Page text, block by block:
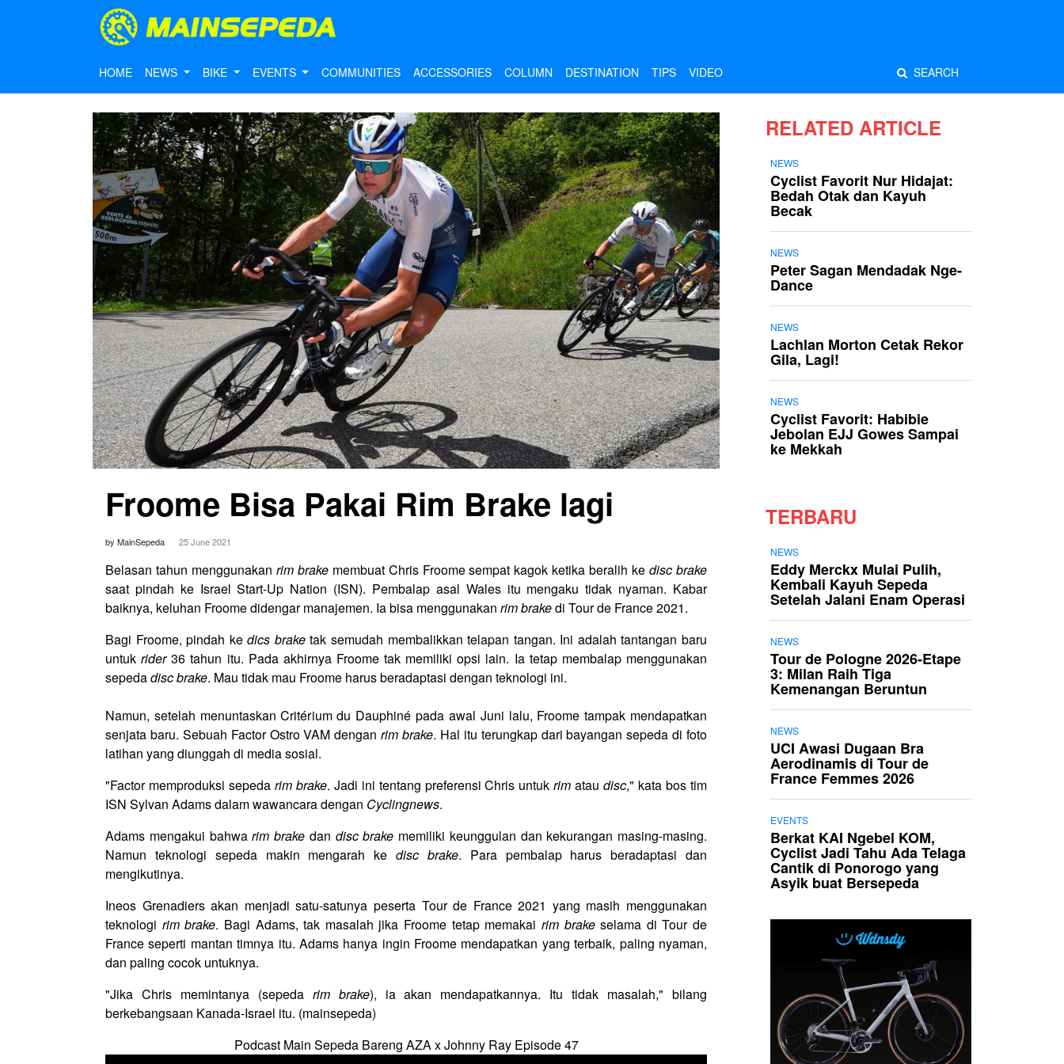
HOME NEWS BIKE EVENTS COMMUNITIES ACCESSORIES COLUMN DESTINATION TIPS VIDEO SEARCH
Froome Bisa Pakai Rim Brake lagi
by MainSepeda 25 June 2021
Belasan tahun menggunakan rim brakemembuat Chris Froome sempat kagok ketika beralih kedisc brake
saat pindah ke Israel Start-Up Nation (ISN). Pembalap asal Wales itu mengaku tidak nyaman. Kabar
baiknya, keluhan Froome didengar manajemen. Ia bisa menggunakan rim brakedi Tour de France 2021.
Bagi Froome, pindah kedics braketak semudah membalikkan telapan tangan. Ini adalah tantangan baru
untukrider36 tahun itu. Pada akhirnya Froome tak memiliki opsi lain. Ia tetap membalap menggunakan
sepedadisc brake. Mau tidak mau Froome harus beradaptasi dengan teknologi ini.
Namun, setelah menuntaskan Critérium du Dauphiné pada awal Juni lalu, Froome tampak mendapatkan
senjata baru. Sebuah Factor Ostro VAM denganrim brake. Hal itu terungkap dari bayangan sepeda di foto
latihan yang diunggah di media sosial.
"Factor memproduksi sepeda rim brake. Jadi ini tentang preferensi Chris untukrim ataudisc," kata bos tim
ISN Sylvan Adams dalam wawancara dengan Cyclingnews.
Adams mengakui bahwarim brake dan disc brake memiliki keunggulan dan kekurangan masing-masing.
Namun teknologi sepeda makin mengarah ke disc brake. Para pembalap harus beradaptasi dan
mengikutinya.
Ineos Grenadiers akan menjadi satu-satunya peserta Tour de France 2021 yang masih menggunakan
teknologi rim brake. Bagi Adams, tak masalah jika Froome tetap memakai rim brakeselama di Tour de
France seperti mantan timnya itu. Adams hanya ingin Froome mendapatkan yang terbaik, paling nyaman,
dan paling cocok untuknya.
"Jika Chris memintanya (sepeda rim brake), ia akan mendapatkannya. Itu tidak masalah," bilang
berkebangsaan Kanada-Israel itu. (mainsepeda)
Podcast Main Sepeda Bareng AZA x Johnny Ray Episode 47
RELATED ARTICLE
NEWS
Cyclist Favorit Nur Hidajat:
Bedah Otak dan Kayuh
Becak
NEWS
Peter Sagan Mendadak Nge-
Dance
NEWS
Lachlan Morton Cetak Rekor
Gila, Lagi!
NEWS
Cyclist Favorit: Habibie
Jebolan EJJ Gowes Sampai
ke Mekkah
TERBARU
NEWS
Eddy Merckx Mulai Pulih,
Kembali Kayuh Sepeda
Setelah Jalani Enam Operasi
NEWS
Tour de Pologne 2026-Etape
3: Milan Raih Tiga
Kemenangan Beruntun
NEWS
UCI Awasi Dugaan Bra
Aerodinamis di Tour de
France Femmes 2026
EVENTS
Berkat KAI Ngebel KOM,
Cyclist Jadi Tahu Ada Telaga
Cantik di Ponorogo yang
Asyik buat Bersepeda